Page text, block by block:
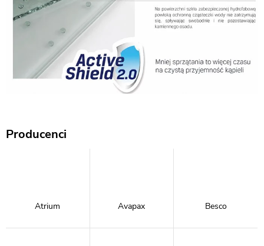
Producenci
Atrium Avapax Besco